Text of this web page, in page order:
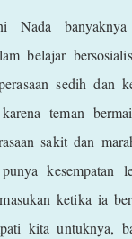
Nada banyaknya
belajar
sedih dan
teman
sakit dan
kesempatan
ketika ia
kita untuknya,